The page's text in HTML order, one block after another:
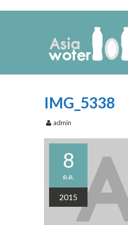
IMG_5338
admin
8
ต.ค.
2015